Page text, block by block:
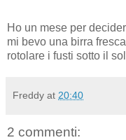
Ho un mese per
mi bevo una birra
rotolare i fusti sotto il
Freddy at 20:40
2 commenti: